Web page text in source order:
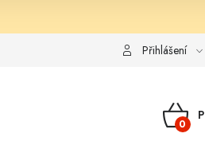
Splátkový prodej
Přihlášení